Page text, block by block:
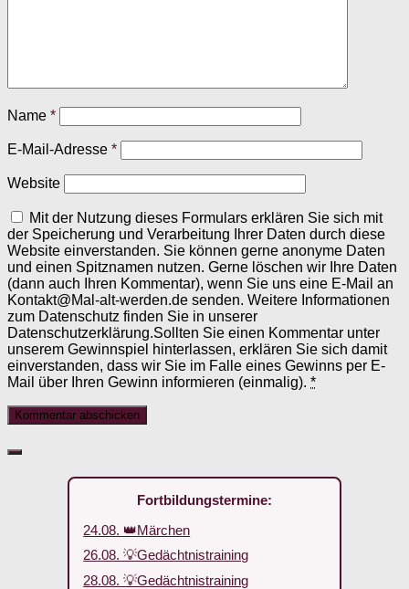
Name *
E-Mail-Adresse *
Website
Mit der Nutzung dieses Formulars erklären Sie sich mit
der Speicherung und Verarbeitung Ihrer Daten durch diese
Website einverstanden. Sie können gerne anonyme Daten
und einen Spitznamen nutzen. Gerne löschen wir Ihre Daten
(dann auch Ihren Kommentar), wenn Sie uns eine E-Mail an
Kontakt@Mal-alt-werden.de senden. Weitere Informationen
zum Datenschutz finden Sie in unserer
Datenschutzerklärung.Sollten Sie einen Kommentar unter
unserem Gewinnspiel hinterlassen, erklären Sie sich damit
einverstanden, dass wir Sie im Falle eines Gewinns per E-
Mail über Ihren Gewinn informieren (einmalig). *
Fortbildungstermine:
24.08. 👑Märchen
26.08. 💡Gedächtnistraining
28.08. 💡Gedächtnistraining